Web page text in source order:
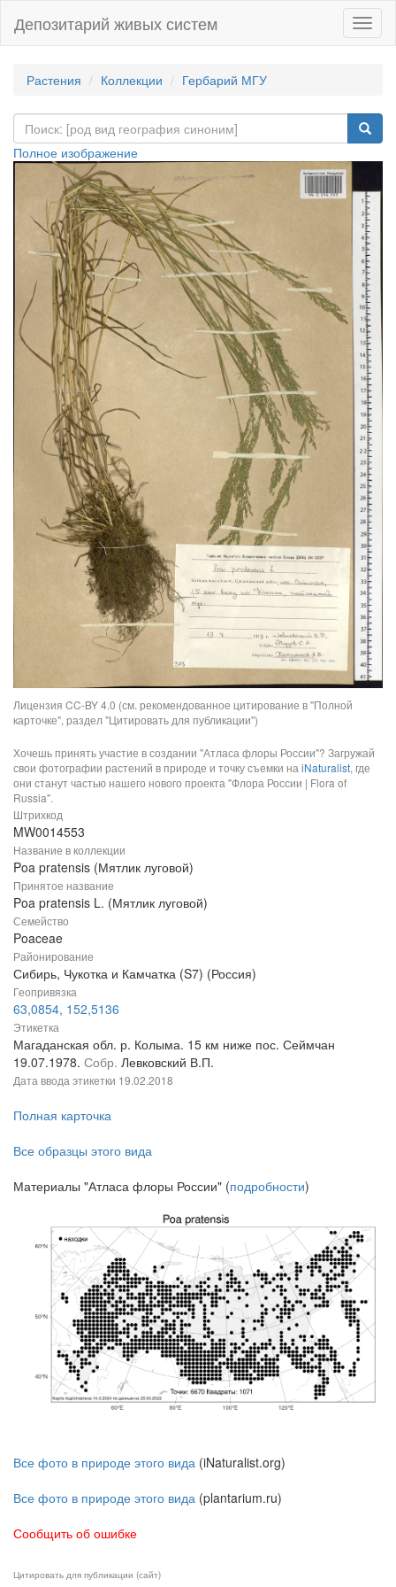
Депозитарий живых систем
Растения Коллекции Гербарий МГУ
Полное изображение
Лицензия CC-BY 4.0 (см. рекомендованное цитирование в "Полной
карточке", раздел "Цитировать для публикации")
Хочешь принять участие в создании "Атласа флоры России"? Загружай
свои фотографии растений в природе и точку съемки на iNaturalist, где
они станут частью нашего нового проекта "Флора России | Flora of
Russia".
Штрихкод
MW0014553
Название в коллекции
Poa pratensis (Мятлик луговой)
Принятое название
Poa pratensis L. (Мятлик луговой)
Семейство
Poaceae
Районирование
Сибирь, Чукотка и Камчатка (S7) (Россия)
Геопривязка
63,0854, 152,5136
Этикетка
Магаданская обл. р. Колыма. 15 км ниже пос. Сеймчан
19.07.1978. Собр. Левковский В.П.
Дата ввода этикетки 19.02.2018
Полная карточка
Все образцы этого вида
Материалы "Атласа флоры России" (подробности)
Все фото в природе этого вида (iNaturalist.org)
Все фото в природе этого вида (plantarium.ru)
Сообщить об ошибке
Цитировать для публикации (сайт)